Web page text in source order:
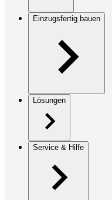
Einzugsfertig bauen
Lösungen
Service & Hilfe